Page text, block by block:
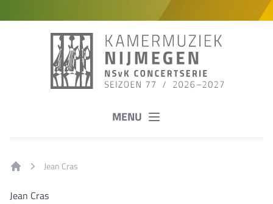
MENU
Jean Cras
Jean Cras